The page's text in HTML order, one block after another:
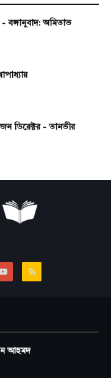
বঙ্গানুবাদ: অমিতাভ
ডিরেক্টর - তানভীর
আহমদ